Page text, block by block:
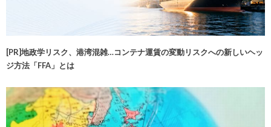
[PR]地政学リスク、港湾混雑…コンテナ運賃の変動リスクへの新しいヘッ
ジ方法「FFA」とは